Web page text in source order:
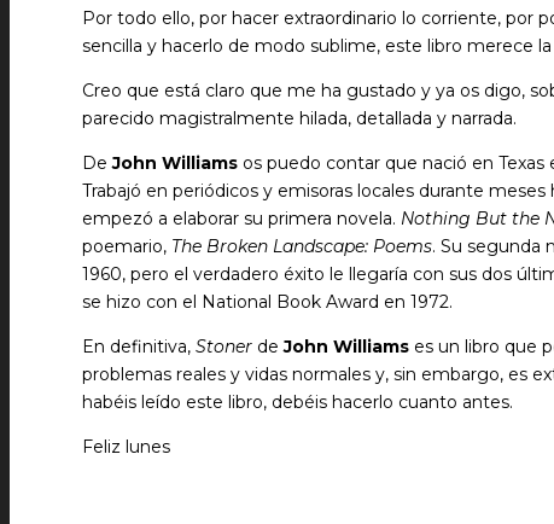
Por todo ello, por hacer extraordinario lo corriente, por
sencilla y hacerlo de modo sublime, este libro merece
Creo que está claro que me ha gustado y ya os digo,
parecido magistralmente hilada, detallada y narrada.
DeJohn Williams os puedo contar que nació en Texas
Trabajó en periódicos y emisoras locales durante
empezó a elaborar su primera novela. Nothing But the
poemario, The Broken Landscape: Poems. Su segunda
1960, pero el verdadero éxito le llegaría con sus dos
se hizo con el National Book Award en 1972.
En definitiva, Stoner deJohn Williams es un libro que
problemas reales y vidas normales y, sin embargo, es
habéis leído este libro, debéis hacerlo cuanto antes.
Feliz lunes